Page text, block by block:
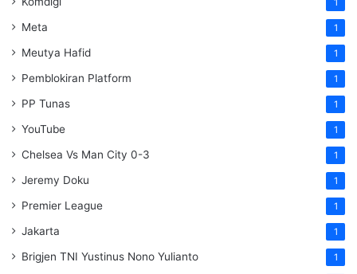
Meta 1
Meutya Hafid 1
Pemblokiran Platform 1
PP Tunas 1
YouTube 1
Chelsea Vs Man City 0-3 1
Jeremy Doku 1
Premier League 1
Jakarta 1
Brigjen TNI Yustinus Nono Yulianto 1